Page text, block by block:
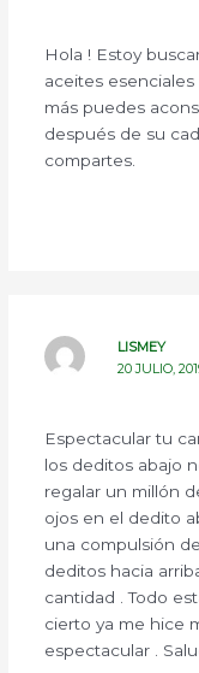
Hola ! Estoy
aceites
más puedes
después de su
compartes.
LISMEY
20 JULIO,
Espectacular tu
los deditos abajo
regalar un millón
ojos en el dedito
una compulsión
deditos hacia
cantidad . Todo
cierto ya me hice
espectacular .